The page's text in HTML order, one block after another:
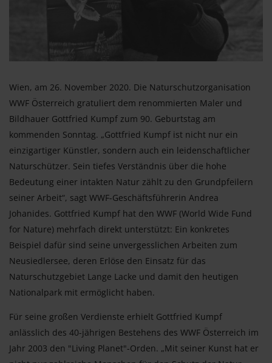
Wien, am 26. November 2020. Die Naturschutzorganisation
WWF Österreich gratuliert dem renommierten Maler und
Bildhauer Gottfried Kumpf zum 90. Geburtstag am
kommenden Sonntag. „Gottfried Kumpf ist nicht nur ein
einzigartiger Künstler, sondern auch ein leidenschaftlicher
Naturschützer. Sein tiefes Verständnis über die hohe
Bedeutung einer intakten Natur zählt zu den Grundpfeilern
seiner Arbeit“, sagt WWF-Geschäftsführerin Andrea
Johanides. Gottfried Kumpf hat den WWF (World Wide Fund
for Nature) mehrfach direkt unterstützt: Ein konkretes
Beispiel dafür sind seine unvergesslichen Arbeiten zum
Neusiedlersee, deren Erlöse den Einsatz für das
Naturschutzgebiet Lange Lacke und damit den heutigen
Nationalpark mit ermöglicht haben.
Für seine großen Verdienste erhielt Gottfried Kumpf
anlässlich des 40-jährigen Bestehens des WWF Österreich im
Jahr 2003 den "Living Planet"-Orden. „Mit seiner Kunst hat er